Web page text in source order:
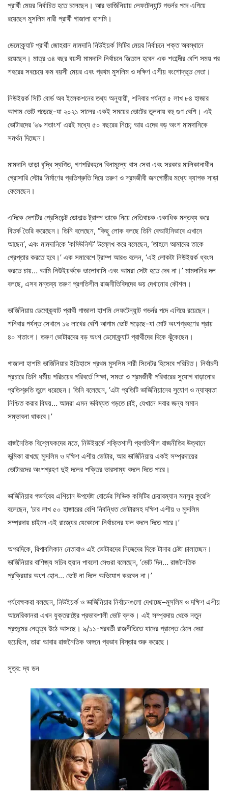
প্রার্থী মেয়র নির্বাচিত হতে চলেছেন। আর ভার্জিনিয়ায় লেফটেন্যান্ট গভর্নর পদে এগিয়ে
রয়েছেন মুসলিম নারী প্রার্থী গাজালা হাশমি।
ডেমোক্র্যাট প্রার্থী জোহরান মামদানি নিউইয়র্ক সিটির মেয়র নির্বাচনে শক্ত অবস্থানে
রয়েছেন। মাত্র ৩৪ বছর বয়সী মামদানি নির্বাচনে জিতলে হবেন এক শতাব্দীর বেশি সময় পর
শহরের সবচেয়ে কম বয়সী মেয়র এবং প্রথম মুসলিম ও দক্ষিণ এশীয় বংশোদ্ভূত নেতা।
নিউইয়র্ক সিটি বোর্ড অব ইলেকশনের তথ্য অনুযায়ী, শনিবার পর্যন্ত ৫ লাখ ৮৪ হাজার
আগাম ভোট পড়েছে-যা ২০২১ সালের একই সময়ের ভোটের তুলনায় বহু গুণ বেশি। এই
ভোটারদের ‘৬৯ শতাংশ’ এরই মধ্যে ৫০ বছরের নিচে; আর এদের বড় অংশ মামদানিকে
সমর্থন দিচ্ছেন।
মামদানি ভাড়া বৃদ্ধি স্থগিত, গণপরিবহনে বিনামূল্যে বাস সেবা এবং সরকার মালিকানাধীন
গ্রোসারি স্টোর নির্মাণের প্রতিশ্রুতি দিয়ে তরুণ ও শ্রমজীবী জনগোষ্ঠীর মধ্যে ব্যাপক সাড়া
ফেলেছেন।
এদিকে দেশটির প্রেসিডেন্ট ডোনাল্ড ট্রাম্প তাকে নিয়ে নেতিবাচক একাধিক মন্তব্য করে
বিতর্ক তৈরি করেছেন। তিনি বলেছেন, ‘কিছু লোক বলছে তিনি বেআইনিভাবে এখানে
আছেন’, এবং মামদানিকে ‘কমিউনিস্ট’ উল্লেখ করে বলেছেন, ‘তাহলে আমাদের তাকে
গ্রেপ্তার করতে হবে।’ এক সমাবেশে ট্রাম্প আরও বলেন, ‘এই লোকটা নিউইয়র্ক ধ্বংস
করতে চায়… আমি নিউইয়র্ককে ভালোবাসি এবং আমরা সেটা হতে দেব না।’ মামদানির দল
বলছে, এসব মন্তব্য তরুণ প্রগতিশীল রাজনীতিবিদদের ভয় দেখানোর কৌশল।
ভার্জিনিয়ায় ডেমোক্র্যাট প্রার্থী গাজালা হাশমি লেফটেন্যান্ট গভর্নর পদে এগিয়ে রয়েছেন।
শনিবার পর্যন্ত সেখানে ১৬ লাখের বেশি আগাম ভোট পড়েছে-যা মোট অংশগ্রহণের প্রায়
৪০ শতাংশ। তরুণ ভোটারদের বড় অংশ ডেমোক্র্যাট প্রার্থীদের দিকে ঝুঁকেছেন।
গাজালা হাশমি ভার্জিনিয়ার ইতিহাসে প্রথম মুসলিম নারী সিনেটর হিসেবে পরিচিত। নির্বাচনী
প্রচারে তিনি ধর্মীয় পরিচয়ের পরিবর্তে শিক্ষা, সমতা ও শ্রমজীবী পরিবারের সুযোগ বাড়ানোর
প্রতিশ্রুতি তুলে ধরেছেন। তিনি বলেছেন, ‘এটা প্রতিটি ভার্জিনিয়ানের সুযোগ ও ন্যায্যতা
নিশ্চিত করার বিষয়… আমরা এমন ভবিষ্যত গড়তে চাই, যেখানে সবার জন্য সমান
সম্ভাবনা থাকবে।’
রাজনৈতিক বিশ্লেষকদের মতে, নিউইয়র্কে শক্তিশালী প্রগতিশীল রাজনীতির উত্থানে
ভূমিকা রাখছে মুসলিম ও দক্ষিণ এশীয় ভোটার, আর ভার্জিনিয়ায় একই সম্প্রদায়ের
ভোটারদের অংশগ্রহণ দুই দলের শক্তির ভারসাম্য বদলে দিতে পারে।
ভার্জিনিয়ার গভর্নরের এশিয়ান উপদেষ্টা বোর্ডের সিভিক কমিটির চেয়ারম্যান মনসুর কুরেশি
বলেছেন, ‘চার লাখ ৫০ হাজারের বেশি নিবন্ধিত ভোটারসহ দক্ষিণ এশীয় ও মুসলিম
সম্প্রদায় চাইলে এই রাজ্যের যেকোনো নির্বাচনের ফল বদলে দিতে পারে।’
অপরদিকে, রিপাবলিকান নেতারাও এই ভোটারদের নিজেদের দিকে টানার চেষ্টা চালাচ্ছেন।
ভার্জিনিয়ার বাণিজ্য সচিব হুয়ান পাবলো সেগুরা বলেছেন, ‘ভোট দিন… রাজনৈতিক
প্রক্রিয়ার অংশ হোন… ভোট না দিলে অভিযোগ করবেন না।’
পর্যবেক্ষকরা বলছেন, নিউইয়র্ক ও ভার্জিনিয়ার নির্বাচনগুলো দেখাচ্ছে–মুসলিম ও দক্ষিণ এশীয়
আমেরিকানরা এখন যুক্তরাষ্ট্রে প্রভাবশালী ভোট ব্লক। এই সম্প্রদায় থেকে নতুন
প্রজন্মের নেতৃত্ব উঠে আসছে। ৯/১১-পরবর্তী রাজনীতিতে যাদের প্রান্তে ঠেলে দেয়া
হয়েছিল, তারা আবার রাজনৈতিক অঙ্গনে প্রভাব বিস্তার শুরু করেছে।
সূত্র: দ্য ডন